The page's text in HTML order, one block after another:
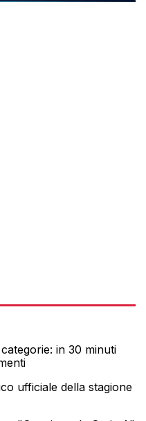
in 30 minuti
ufficiale della stagione